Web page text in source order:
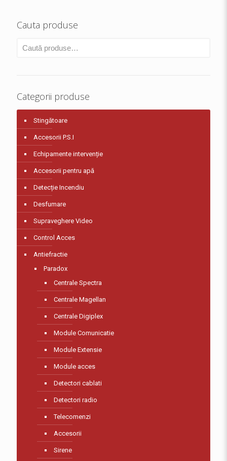
Cauta produse
Categorii produse
Stingătoare
Accesorii P.S.I
Echipamente intervenție
Accesorii pentru apă
Detecție Incendiu
Desfumare
Supraveghere Video
Control Acces
Antiefractie
Paradox
Centrale Spectra
Centrale Magellan
Centrale Digiplex
Module Comunicatie
Module Extensie
Module acces
Detectori cablati
Detectori radio
Telecomenzi
Accesorii
Sirene